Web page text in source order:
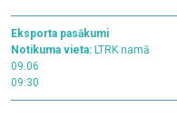
Eksporta pasākumi
Notikuma vieta: LTRK namā
09.06
09:30